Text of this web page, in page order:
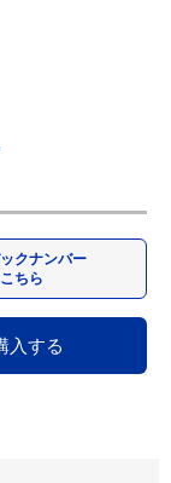
クナンバー
ちら
入する